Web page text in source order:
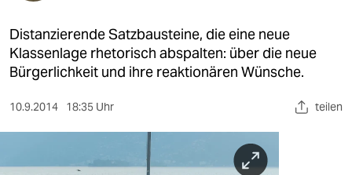
kultur
sport
nord
wahrheit
Distanzierende Satzbausteine, die eine neue
Klassenlage rhetorisch abspalten: über die neue
Bürgerlichkeit und ihre reaktionären Wünsche.
10.9.2014 18:35 Uhr teilen